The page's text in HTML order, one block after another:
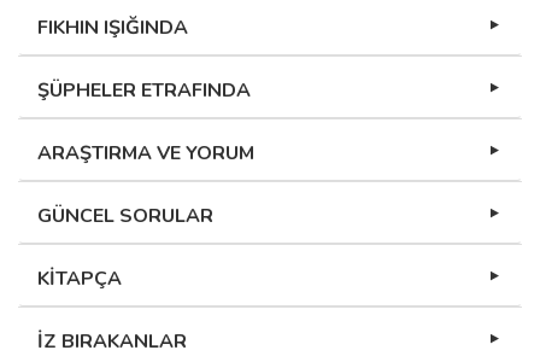
FIKHIN IŞIĞINDA
ŞÜPHELER ETRAFINDA
ARAŞTIRMA VE YORUM
GÜNCEL SORULAR
KİTAPÇA
İZ BIRAKANLAR